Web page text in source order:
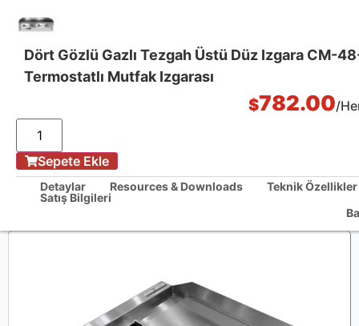
Tek Noktadan Mutfak Çözümleri
Ev /
Dört Gözlü Gazlı Tezgah Üstü Düz Izgara CM-48-T Termostatlı Mutfak
Izgarası
Dört Gözlü Gazlı Tezgah Üstü Düz Izgara CM-
Termostatlı Mutfak Izgarası
$782.00/
Sepete Ekle
Detaylar Resources & Downloads
Teknik Özellikler
Satış Bilgileri